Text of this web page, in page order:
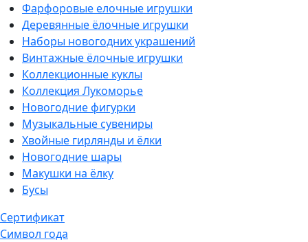
Фарфоровые елочные игрушки
Деревянные ёлочные игрушки
Наборы новогодних украшений
Винтажные ёлочные игрушки
Коллекционные куклы
Коллекция Лукоморье
Новогодние фигурки
Музыкальные сувениры
Хвойные гирлянды и ёлки
Новогодние шары
Макушки на ёлку
Бусы
Сертификат
Символ года